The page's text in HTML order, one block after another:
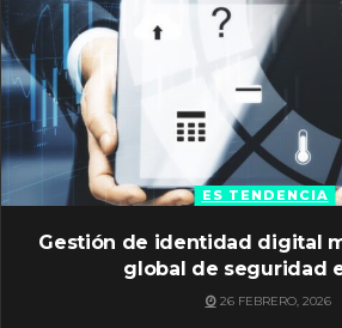
ES TENDENCIA
Gestión de identidad digital
global de seguridad
26 FEBRERO, 2026